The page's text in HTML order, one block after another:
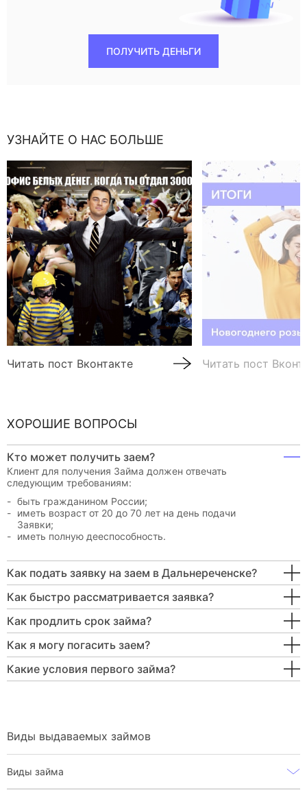
ПОЛУЧИТЬ ДЕНЬГИ
УЗНАЙТЕ О НАС БОЛЬШЕ
Читать пост Вконтакте Читать пост
ХОРОШИЕ ВОПРОСЫ
Кто может получить заем?
Клиент для получения Займа должен отвечать
следующим требованиям:
быть гражданином России;
иметь возраст от 20 до 70 лет на день подачи
Заявки;
иметь полную дееспособность.
Как подать заявку на заем в Дальнереченске?
Как быстро рассматривается заявка?
Как продлить срок займа?
Как я могу погасить заем?
Какие условия первого займа?
Виды выдаваемых займов
Виды займа